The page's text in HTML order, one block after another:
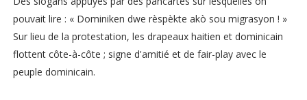
pouvait lire : « Dominiken dwe rèspèkte akò sou migrasyon ! »
Sur lieu de la protestation, les drapeaux haitien et dominicain
flottent côte-à-côte ; signe d'amitié et de fair-play avec le
peuple dominicain.